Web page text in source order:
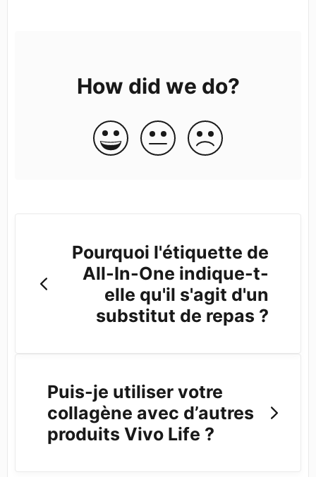
How did we do?
Pourquoi l'étiquette de
All-In-One indique-t-
elle qu'il s'agit d'un
substitut de repas ?
Puis-je utiliser votre
collagène avec d’autres
produits Vivo Life ?